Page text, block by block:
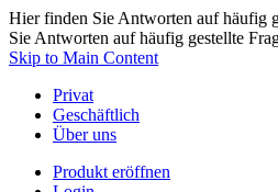
Hier finden Sie Antworten auf häufig
Sie Antworten auf häufig gestellte
Skip to Main Content
Privat
Geschäftlich
Über uns
Produkt eröffnen